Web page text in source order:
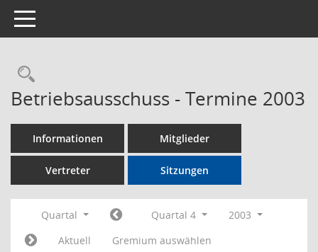
Toggle navigation
Rechercheauswahl
Betriebsausschuss - Termine 2003
Informationen Mitglieder
Vertreter Sitzungen
Quartal Quartal 4
2003
Aktuell
Gremium auswählen